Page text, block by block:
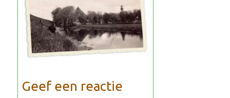
Geef een reactie